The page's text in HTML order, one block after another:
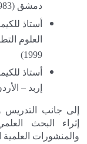
دمشق (1983–1992)
أستاذ
1999)
أستاذ
إربد – الأردن
إلى جانب التدريس
إثراء البحث
والمنشورات